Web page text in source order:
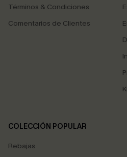
Términos & Condiciones
Comentarios de Clientes
COLECCIÓN POPULAR
Rebajas